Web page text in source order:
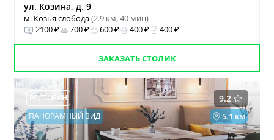
ул. Козина, д. 9
м. Козья слобода(2.9 км, 40 мин)
2100 ₽
700 ₽ 600 ₽ 400 ₽ 400 ₽
ЗАКАЗАТЬ СТОЛИК
9.2
РЕСТОРАН
5.1 км
ПАНОРАМНЫЙ ВИД